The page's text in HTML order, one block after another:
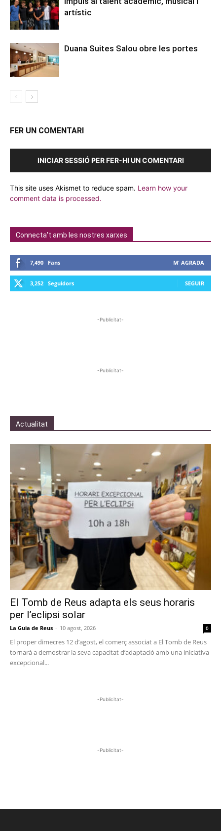
artístic
Duana Suites Salou obre les portes
FER UN COMENTARI
INICIAR SESSIÓ PER FER-HI UN COMENTARI
This site uses Akismet to reduce spam. Learn how your
comment data is processed.
Connecta't amb les nostres xarxes
7,490 Fans M' AGRADA
3,252 Seguidors SEGUIR
-Publicitat-
-Publicitat-
Actualitat
El Tomb de Reus adapta els seus horaris
per l’eclipsi solar
La Guia de Reus - 10 agost, 2026 0
El proper dimecres 12 d’agost, el comerç associat a El Tomb de Reus
tornarà a demostrar la seva capacitat d’adaptació amb una iniciativa
excepcional...
-Publicitat-
-Publicitat-